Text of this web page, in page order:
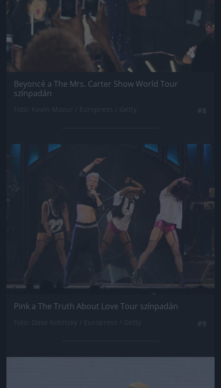
Beyoncé a The Mrs. Carter Show World Tour
színpadán
Jön még kép!
Pink a The Truth About Love Tour színpadán